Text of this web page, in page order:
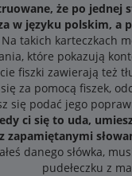
że po jednej
w języku polskim, a
Na takich karteczkach
które pokazują
fiszki zawierają też
za pomocą fiszek,
się podać jego
ci się to uda,
zapamiętanymi
danego słówka,
pudełeczku z